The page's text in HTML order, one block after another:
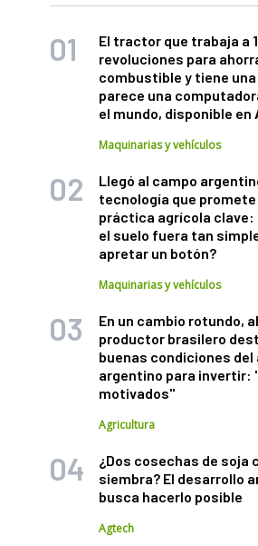
El tractor que trabaja a
revoluciones para
combustible y tiene
parece una
el mundo, disponible en
Maquinarias y vehículos
Llegó al campo
tecnología que
práctica agrícola clave:
el suelo fuera tan
apretar un botón?
Maquinarias y vehículos
En un cambio rotundo,
productor brasilero
buenas condiciones del
argentino para invertir:
motivados"
Agricultura
¿Dos cosechas de soja
siembra? El desarrollo
busca hacerlo posible
Agtech